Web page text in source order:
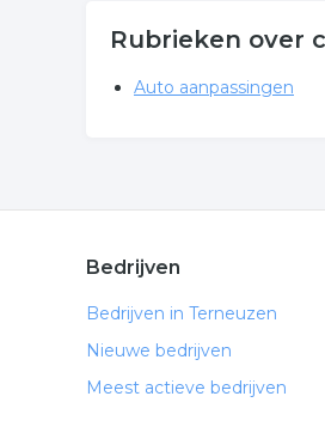
Rubrieken over
Auto aanpassingen
Bedrijven
Bedrijven in Terneuzen
Nieuwe bedrijven
Meest actieve bedrijven